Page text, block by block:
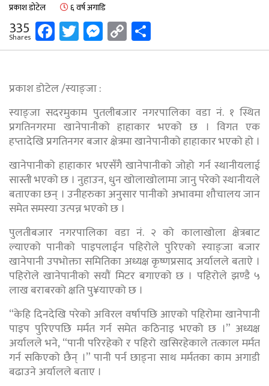
प्रकाश डोटेल ६ वर्ष अगाडि
335
Shares Facebook
Twitter
Messenger
Copy
Link
प्रकाश डोटेल /स्याङ्जा :
स्याङ्जा सदरमुकाम पुतलीबजार नगरपालिका वडा नं. १ स्थित
प्रगतिनगरमा खानेपानीको हाहाकार भएको छ । विगत एक
हप्तादेखि प्रगतिनगर बजार क्षेत्रमा खानेपानीको हाहाकार भएको हो ।
खानेपानीको हाहाकार भएसँगै खानेपानीको जोहो गर्न स्थानीयलाई
सास्ती भएको छ । नुहाउन, धुन खोलाखोलामा जानु परेको स्थानीयले
बताएका छन् । उनीहरुका अनुसार पानीको अभावमा शौचालय जान
समेत समस्या उत्पन्न भएको छ ।
पुलतीबजार नगरपालिका वडा नं. २ को कालाखोला क्षेत्रबाट
ल्याएको पानीको पाइपलाईन पहिरोले पुरिएको स्याङ्जा बजार
खानेपानी उपभोक्ता समितिका अध्यक्ष कृष्णप्रसाद अर्यालले बताऐ ।
पहिरोले खानेपानीको सयौं मिटर बगाएको छ । पहिरोले झण्डै ५
लाख बराबरको क्षति पु¥याएको छ ।
“केहि दिनदेखि परेको अविरल वर्षापछि आएको पहिरोमा खानेपानी
पाइप पुरिएपछि मर्मत गर्न समेत कठिनाइ भएको छ ।” अध्यक्ष
अर्यालले भने, “पानी परिरहेको र पहिरो खसिरहेकाले तत्काल मर्मत
गर्न सकिएको छैन् ।” पानी पर्न छाड्ना साथ मर्मतका काम अगाडी
बढाउने अर्यालले बताए ।